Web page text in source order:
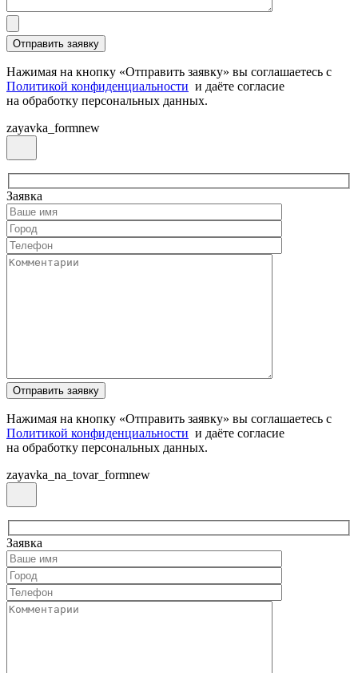
Нажимая на кнопку «Отправить заявку» вы соглашаетесь с
Политикой конфиденциальности и даёте согласие
на обработку персональных данных.
zayavka_formnew
Заявка
Нажимая на кнопку «Отправить заявку» вы соглашаетесь с
Политикой конфиденциальности и даёте согласие
на обработку персональных данных.
zayavka_na_tovar_formnew
Заявка